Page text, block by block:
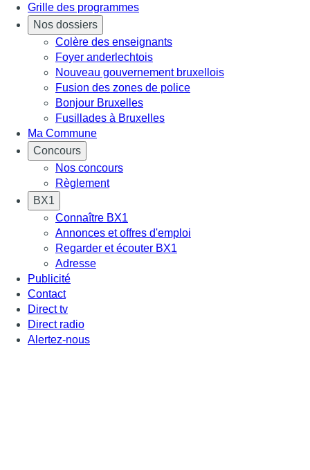
Grille des programmes
Nos dossiers
Colère des enseignants
Foyer anderlechtois
Nouveau gouvernement bruxellois
Fusion des zones de police
Bonjour Bruxelles
Fusillades à Bruxelles
Ma Commune
Concours
Nos concours
Règlement
BX1
Connaître BX1
Annonces et offres d'emploi
Regarder et écouter BX1
Adresse
Publicité
Contact
Direct tv
Direct radio
Alertez-nous